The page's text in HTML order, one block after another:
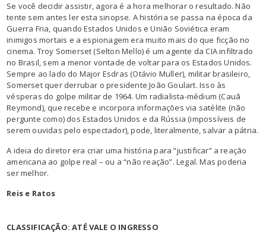
Se você decidir assistir, agora é a hora melhorar o resultado. Não
tente sem antes ler esta sinopse. A história se passa na época da
Guerra Fria, quando Estados Unidos e União Soviética eram
inimigos mortais e a espionagem era muito mais do que ficção no
cinema. Troy Somerset (Selton Mello) é um agente da CIA infiltrado
no Brasil, sem a menor vontade de voltar para os Estados Unidos.
Sempre ao lado do Major Esdras (Otávio Muller), militar brasileiro,
Somerset quer derrubar o presidente João Goulart. Isso às
vésperas do golpe militar de 1964. Um radialista-médium (Cauã
Reymond), que recebe e incorpora informações via satélite (não
pergunte como) dos Estados Unidos e da Rússia (impossíveis de
serem ouvidas pelo espectador), pode, literalmente, salvar a pátria.
A ideia do diretor era criar uma história para “justificar” a reação
americana ao golpe real – ou a “não reação”. Legal. Mas poderia
ser melhor.
Reis e Ratos
CLASSIFICAÇÃO: ATÉ VALE O INGRESSO